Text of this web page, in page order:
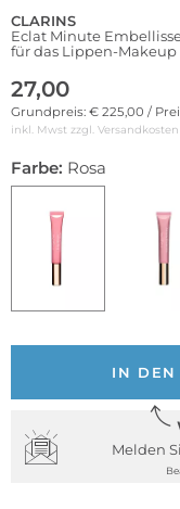
CLARINS
Eclat Minute
für das Lippen-Makeup
27,00
Grundpreis: € 225,00 /
inkl. Mwst zzgl. Versandkosten
Farbe: Rosa
IN DEN
Melden